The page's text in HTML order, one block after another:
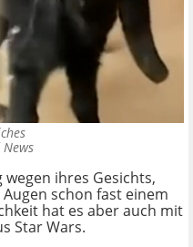
ihres Gesichts,
schon fast einem
hat es aber auch mit
Star Wars.